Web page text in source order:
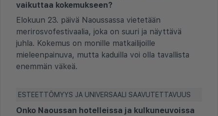
vaikuttaa kokemukseen?
Elokuun 23. päivä Naoussassa vietetään
merirosvofestivaalia, joka on suuri ja näyttävä
juhla. Kokemus on monille matkailijoille
mieleenpainuva, mutta kaduilla voi olla tavallista
enemmän väkeä.
ESTEETTÖMYYS JA UNIVERSAALI SAAVUTETTAVUUS
Onko Naoussan hotelleissa ja kulkuneuvoissa